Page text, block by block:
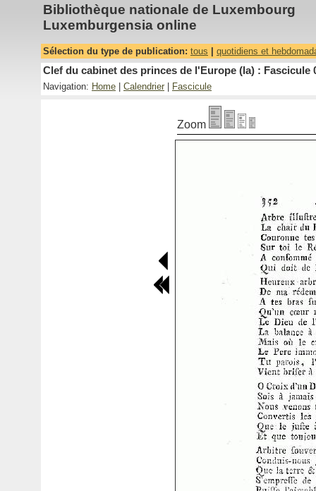
Bibliothèque nationale de Luxembourg
Luxemburgensia online
Sélection du type de publication: tous quotidiens et
Clef du cabinet des princes de l'Europe (la) : Fascicule
Navigation: Home Calendrier Fascicule
Zoom